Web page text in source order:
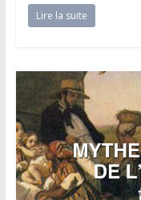
Lire la suite